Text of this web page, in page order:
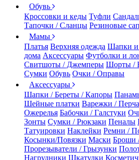
Обувь
Кроссовки и кеды Туфли
Тапочки / Сланцы Резиновые
Мамы
Платья Верхняя одежда Шапки
дома Аксессуары Футболки и
Свитшоты / Джемперы Шорты /
Сумки Обувь Очки / Оправы
Аксессуары
Шапки / Береты / Капоры
Шейные платки Варежки /
Ожерелья Бабочки / Галстуки
Зонты Сумки / Рюкзаки Пеналы
Татуировки Наклейки Ремни /
Косынки/Повязки Маски Броши
Прорезыватели / Грызунки
Нагрудники Шкатулки